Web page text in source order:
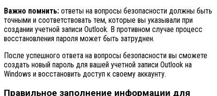
Важно помнить: ответы на вопросы безопасности должны быть
точными и соответствовать тем, которые вы указывали при
создании учетной записи Outlook. В противном случае процесс
восстановления пароля может быть затруднен.
После успешного ответа на вопросы безопасности вы сможете
создать новый пароль для вашей учетной записи Outlook на
Windows и восстановить доступ к своему аккаунту.
Правильное заполнение информации для